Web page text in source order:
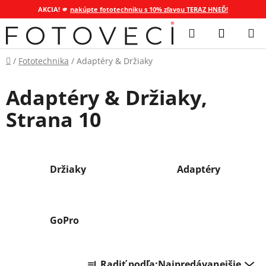
AKCIA! 🫵 nakúpte fototechniku s 10% zľavou TERAZ HNEĎ!
Prejsť
na
obsah
Hľadať
KOŠÍK
Domov
/ Fototechnika / Adaptéry & Držiaky
Adaptéry & Držiaky,
Strana 10
Držiaky Adaptéry
GoPro